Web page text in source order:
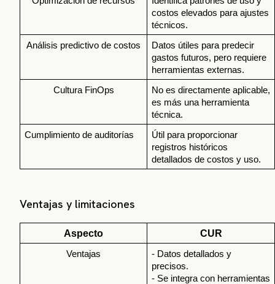
costos elevados para ajustes
técnicos.
Análisis predictivo de costos
Datos útiles para predecir
gastos futuros, pero requiere
herramientas externas.
Cultura FinOps
No es directamente aplicable,
es más una herramienta
técnica.
Cumplimiento de auditorías
Útil para proporcionar
registros históricos
detallados de costos y uso.
Ventajas y limitaciones
Aspecto CUR
Ventajas
- Datos detallados y
precisos.
- Se integra con herramientas